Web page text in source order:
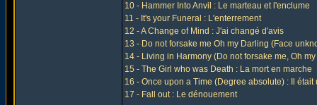
10 - Hammer Into Anvil : Le marteau et l'enclume
11 - It's your Funeral : L'enterrement
12 - A Change of Mind : J'ai changé d'avis
13 - Do not forsake me Oh my Darling (Face
14 - Living in Harmony (Do not forsake me, Oh
15 - The Girl who was Death : La mort en marche
16 - Once upon a Time (Degree absolute) : Il était
17 - Fall out : Le dénouement